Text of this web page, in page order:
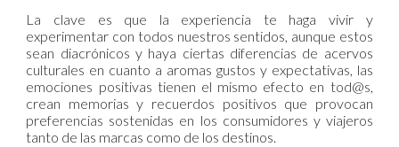
La clave es que la experiencia te haga vivir y
experimentar con todos nuestros sentidos, aunque estos
sean diacrónicos y haya ciertas diferencias de acervos
culturales en cuanto a aromas gustos y expectativas, las
emociones positivas tienen el mismo efecto en tod@s,
crean memorias y recuerdos positivos que provocan
preferencias sostenidas en los consumidores y viajeros
tanto de las marcas como de los destinos.